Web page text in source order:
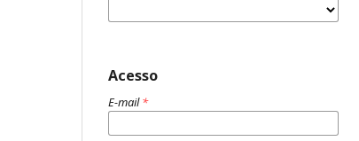
Acesso
E-mail*